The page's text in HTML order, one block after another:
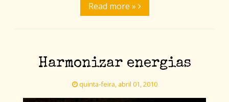
Read more »
Harmonizar energias
quinta-feira, abril 01, 2010